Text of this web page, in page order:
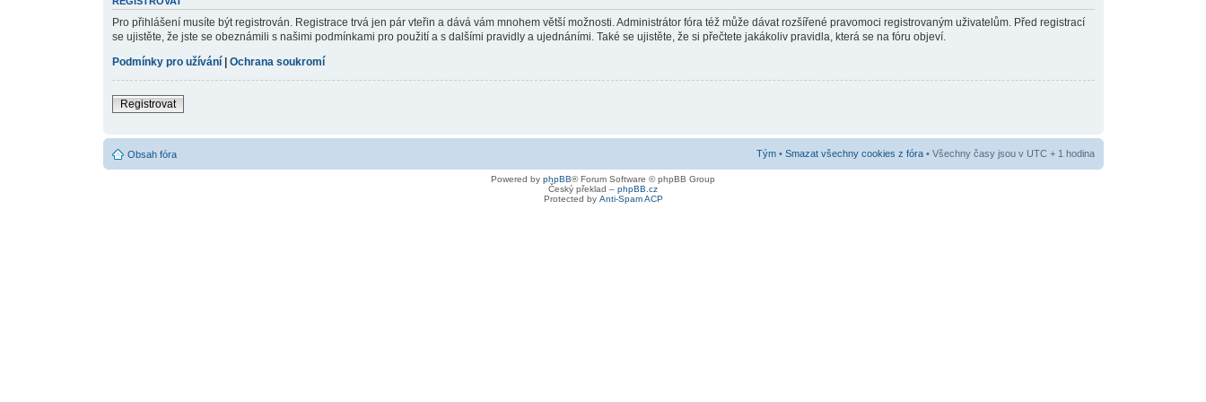
Pro přihlášení musíte být registrován. Registrace trvá jen pár vteřin a dává vám mnohem větší možnosti. Administrátor fóra též může dávat rozšířené pravomoci registrovaným uživatelům. Před registrací
se ujistěte, že jste se obeznámili s našimi podmínkami pro použití a s dalšími pravidly a ujednáními. Také se ujistěte, že si přečtete jakákoliv pravidla, která se na fóru objeví.
Podmínky pro užívání| Ochrana soukromí
Registrovat
Obsah fóra Tým• Smazat všechny cookies z fóra• Všechny časy jsou v UTC + 1 hodina
Powered by phpBB® Forum Software © phpBB Group
Český překlad – phpBB.cz
Protected by Anti-Spam ACP